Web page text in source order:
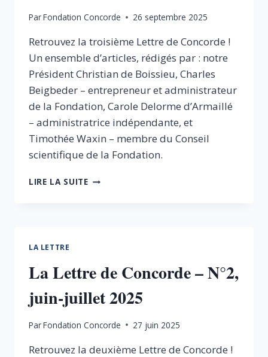
ÉNERGIE
GAUCHE
?
“CETTE
POLARISATION
POLITIQUE
MENACE
NOTRE
INDÉPENDANCE
ParFondation Concorde 26 septembre 2025
Retrouvez la troisième Lettre de Concorde !
Un ensemble d’articles, rédigés par : notre
Président Christian de Boissieu, Charles
Beigbeder – entrepreneur et administrateur
de la Fondation, Carole Delorme d’Armaillé
– administratrice indépendante, et
Timothée Waxin – membre du Conseil
scientifique de la Fondation.
LIRE LA SUITELA
2025
LA LETTRE
La Lettre de Concorde – N°2,
juin-juillet 2025
ParFondation Concorde 27 juin 2025
Retrouvez la deuxième Lettre de Concorde !